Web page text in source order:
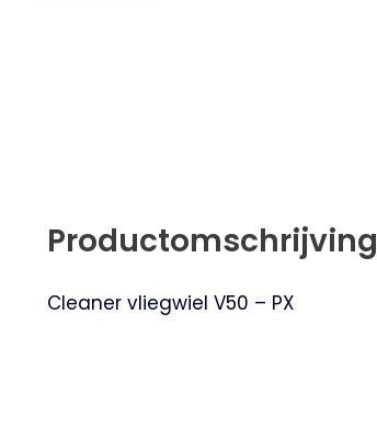
Productomschrijving
Cleaner vliegwiel V50 – PX